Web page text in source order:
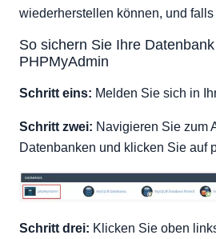
wiederherstellen können, und
So sichern Sie Ihre
PHPMyAdmin
Schritt eins: Melden Sie sich in
Schritt zwei: Navigieren Sie zum
Datenbanken und klicken Sie auf
Schritt drei: Klicken Sie oben